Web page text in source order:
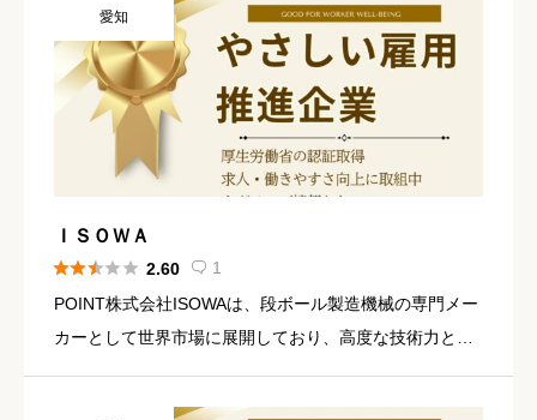
長寿命化と環境負荷 […]
愛知
ＩＳＯＷＡ
 2.60  1
POINT株式会社ISOWAは、段ボール製造機械の専門メー
カーとして世界市場に展開しており、高度な技術力と独
許を取得し、ポーター賞や発明大賞など多数の受賞歴が